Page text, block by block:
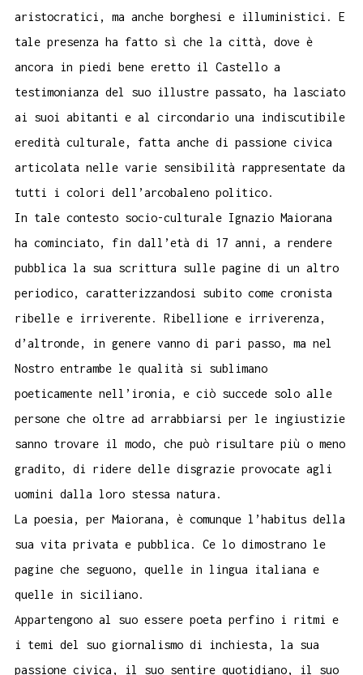
aristocratici, ma anche borghesi e illuministici. E
tale presenza ha fatto sì che la città, dove è
ancora in piedi bene eretto il Castello a
testimonianza del suo illustre passato, ha lasciato
ai suoi abitanti e al circondario una indiscutibile
eredità culturale, fatta anche di passione civica
articolata nelle varie sensibilità rappresentate da
tutti i colori dell’arcobaleno politico.
In tale contesto socio-culturale Ignazio Maiorana
ha cominciato, fin dall’età di 17 anni, a rendere
pubblica la sua scrittura sulle pagine di un altro
periodico, caratterizzandosi subito come cronista
ribelle e irriverente. Ribellione e irriverenza,
d’altronde, in genere vanno di pari passo, ma nel
Nostro entrambe le qualità si sublimano
poeticamente nell’ironia, e ciò succede solo alle
persone che oltre ad arrabbiarsi per le ingiustizie
sanno trovare il modo, che può risultare più o meno
gradito, di ridere delle disgrazie provocate agli
uomini dalla loro stessa natura.
La poesia, per Maiorana, è comunque l’habitus della
sua vita privata e pubblica. Ce lo dimostrano le
pagine che seguono, quelle in lingua italiana e
quelle in siciliano.
Appartengono al suo essere poeta perfino i ritmi e
i temi del suo giornalismo di inchiesta, la sua
passione civica, il suo sentire quotidiano, il suo